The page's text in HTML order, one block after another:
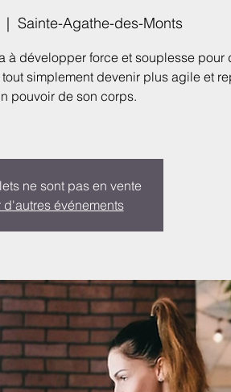
|
Sainte-Agathe-des-Monts
à développer force et souplesse pour
simplement devenir plus agile et
pouvoir de son corps.
ne sont pas en vente
d'autres événements